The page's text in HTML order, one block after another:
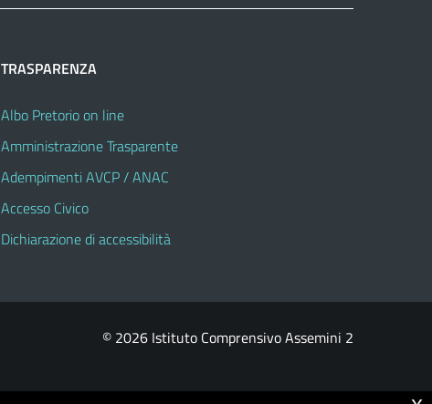
TRASPARENZA
Albo Pretorio on line
Amministrazione Trasparente
Adempimenti AVCP / ANAC
Accesso Civico
Dichiarazione di accessibilità
© 2026 Istituto Comprensivo Assemini 2